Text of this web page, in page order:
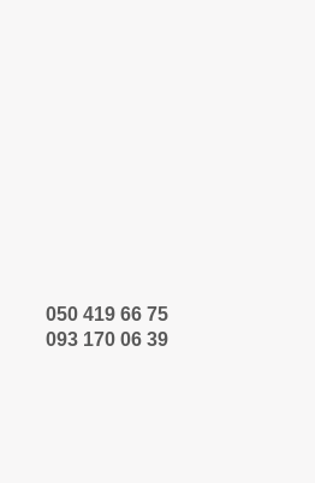
050 419 66 75
093 170 06 39